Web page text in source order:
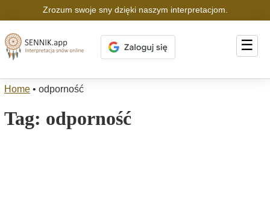
Zrozum swoje sny dzięki naszym interpretacjom.
☰
Home • odporność
Tag: odporność